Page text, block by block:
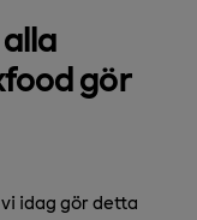
gör
idag gör detta